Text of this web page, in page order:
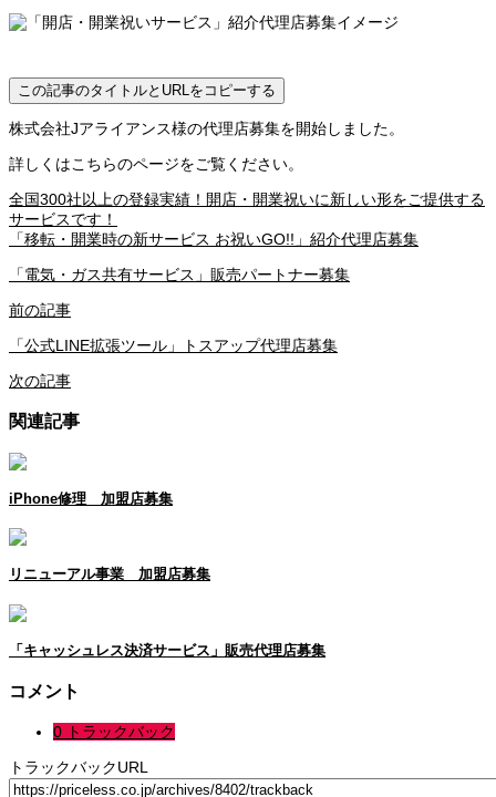
この記事のタイトルとURLをコピーする
株式会社Jアライアンス様の代理店募集を開始しました。
詳しくはこちらのページをご覧ください。
全国300社以上の登録実績！開店・開業祝いに新しい形をご提供する
サービスです！
「移転・開業時の新サービス お祝いGO!!」紹介代理店募集
「電気・ガス共有サービス」販売パートナー募集
前の記事
「公式LINE拡張ツール」トスアップ代理店募集
次の記事
関連記事
iPhone修理 加盟店募集
リニューアル事業 加盟店募集
「キャッシュレス決済サービス」販売代理店募集
コメント
0 トラックバック
トラックバックURL